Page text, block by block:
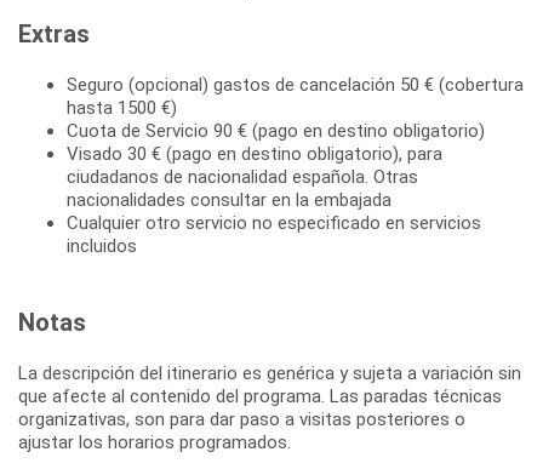
Extras
Seguro (opcional) gastos de cancelación 50 € (cobertura
hasta 1500 €)
Cuota de Servicio 90 € (pago en destino obligatorio)
Visado 30 € (pago en destino obligatorio), para
ciudadanos de nacionalidad española. Otras
nacionalidades consultar en la embajada
Cualquier otro servicio no especificado en servicios
incluidos
Notas
La descripción del itinerario es genérica y sujeta a variación sin
que afecte al contenido del programa. Las paradas técnicas
organizativas, son para dar paso a visitas posteriores o
ajustar los horarios programados.